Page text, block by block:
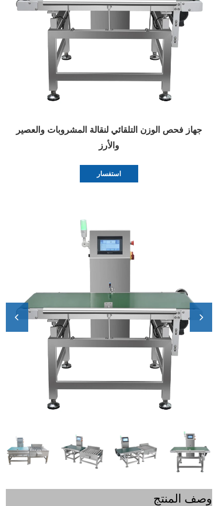
جهاز فحص الوزن التلقائي لنقالة المشروبات والعصير
والأرز
استفسار
وصف المنتج